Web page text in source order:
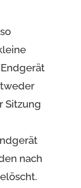
Sitzung
nach